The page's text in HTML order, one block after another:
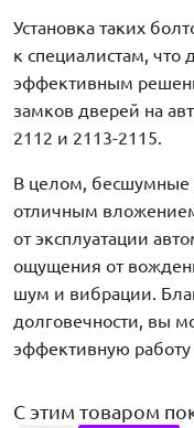
Установка таких
к специалистам, что
эффективным
замков дверей на
2112 и 2113-2115.
В целом, бесшумные
отличным
от эксплуатации
ощущения от
шум и вибрации.
долговечности, вы
эффективную
С этим товаром